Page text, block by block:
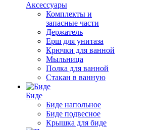
Аксессуары
Комплекты и
запасные части
Держатель
Ерш для унитаза
Крючки для ванной
Мыльница
Полка для ванной
Стакан в ванную
Биде
Биде напольное
Биде подвесное
Крышка для биде